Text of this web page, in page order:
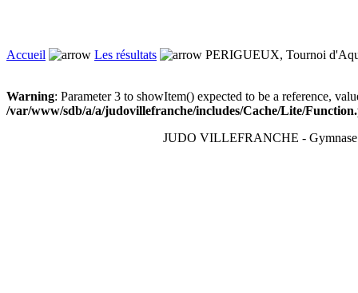
Accueil Les résultats PERIGUEUX, Tournoi
Warning: Parameter 3 to showItem() expected to be a reference,
/var/www/sdb/a/a/judovillefranche/includes/Cache/Lite/
JUDO VILLEFRANCHE - Gymnase